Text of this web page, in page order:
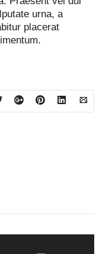
urna, a
placerat